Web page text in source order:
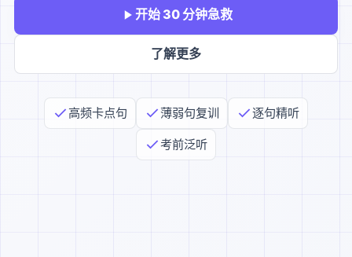
开始 30 分钟急救
了解更多
高频卡点句 薄弱句复训 逐句精听
考前泛听